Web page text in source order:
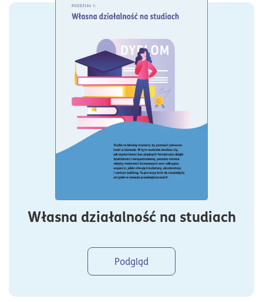
Własna działalność na studiach
Podgląd